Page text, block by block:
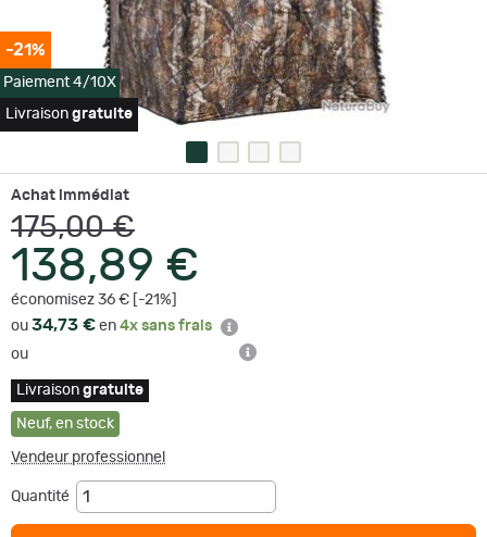
-21%
Paiement 4/10X
Livraison gratuite
Achat immédiat
175,00 €
138,89 €
économisez 36 € [-21%]
ou 34,73 € en 4x sans frais
ou
Livraison gratuite
Neuf, en stock
Vendeur professionnel
Quantité